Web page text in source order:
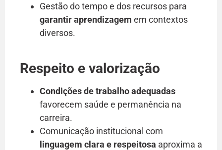
Gestão do tempo e dos recursos para
garantir aprendizagem em contextos
diversos.
Respeito e valorização
Condições de trabalho adequadas
favorecem saúde e permanência na
carreira.
Comunicação institucional com
linguagem clara e respeitosa aproxima a